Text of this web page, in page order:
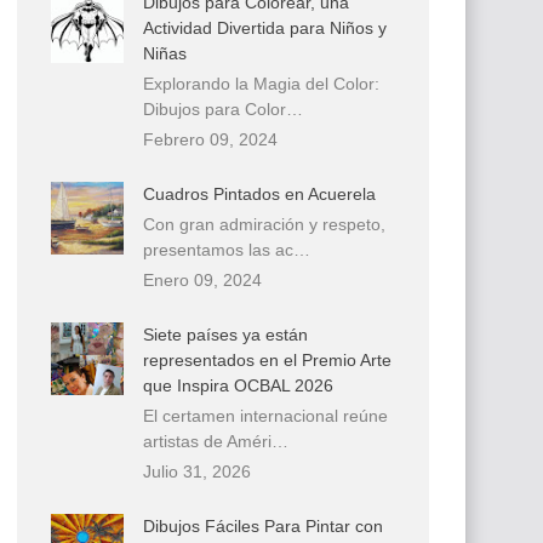
Actividad Divertida para Niños y
Niñas
Explorando la Magia del Color:
Dibujos para Color…
Febrero 09, 2024
Cuadros Pintados en Acuerela
Con gran admiración y respeto,
presentamos las ac…
Enero 09, 2024
Siete países ya están
representados en el Premio Arte
que Inspira OCBAL 2026
El certamen internacional reúne
artistas de Améri…
Julio 31, 2026
Dibujos Fáciles Para Pintar con